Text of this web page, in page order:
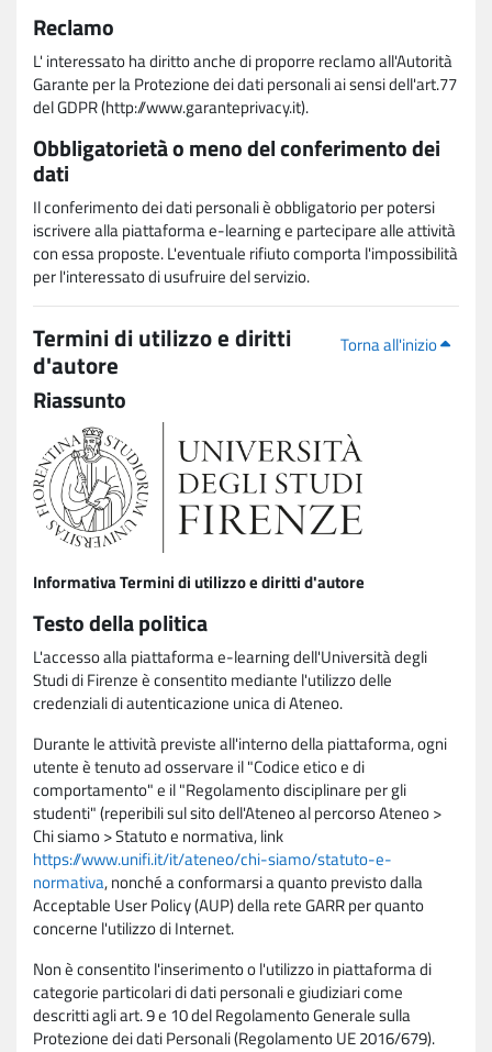
Reclamo
L' interessato ha diritto anche di proporre reclamo all'Autorità
Garante per la Protezione dei dati personali ai sensi dell'art.77
del GDPR (http://www.garanteprivacy.it).
Obbligatorietà o meno del conferimento dei
dati
Il conferimento dei dati personali è obbligatorio per potersi
iscrivere alla piattaforma e-learning e partecipare alle attività
con essa proposte. L'eventuale rifiuto comporta l'impossibilità
per l'interessato di usufruire del servizio.
Torna all'inizio
Termini di utilizzo e diritti
d'autore
Riassunto
Informativa Termini di utilizzo e diritti d'autore
Testo della politica
L'accesso alla piattaforma e-learning dell'Università degli
Studi di Firenze è consentito mediante l'utilizzo delle
credenziali di autenticazione unica di Ateneo.
Durante le attività previste all'interno della piattaforma, ogni
utente è tenuto ad osservare il "Codice etico e di
comportamento" e il "Regolamento disciplinare per gli
studenti" (reperibili sul sito dell'Ateneo al percorso Ateneo >
Chi siamo > Statuto e normativa, link
https://www.unifi.it/it/ateneo/chi-siamo/statuto-e-
normativa, nonché a conformarsi a quanto previsto dalla
Acceptable User Policy (AUP) della rete GARR per quanto
concerne l'utilizzo di Internet.
Non è consentito l'inserimento o l'utilizzo in piattaforma di
categorie particolari di dati personali e giudiziari come
descritti agli art. 9 e 10 del Regolamento Generale sulla
Protezione dei dati Personali (Regolamento UE 2016/679).